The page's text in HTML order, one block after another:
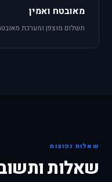
מאובטח ואמין
תשלום מוצפן ומערכת
שאלות נפוצות
שאלות